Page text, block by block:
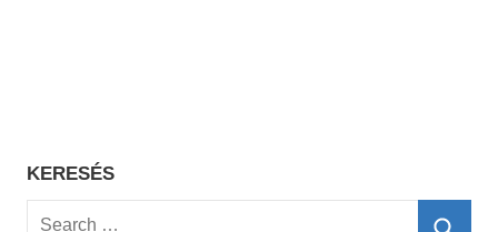
KERESÉS
Search